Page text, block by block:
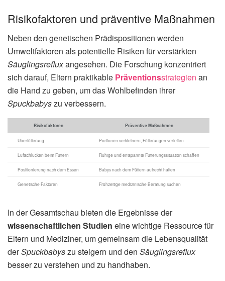
Risikofaktoren und präventive Maßnahmen
Neben den genetischen Prädispositionen werden
Umweltfaktoren als potentielle Risiken für verstärkten
Säuglingsrefluxangesehen. Die Forschung konzentriert
sich darauf, Eltern praktikable Präventionsstrategien an
die Hand zu geben, um das Wohlbefinden ihrer
Spuckbabyszu verbessern.
Risikofaktoren Präventive Maßnahmen
Überfütterung Portionen verkleinern, Fütterungen verteilen
Luftschlucken beim Füttern Ruhige und entspannte Fütterungssituation schaffen
Positionierung nach dem Essen Babys nach dem Füttern aufrecht halten
Genetische Faktoren Frühzeitige medizinische Beratung suchen
In der Gesamtschau bieten die Ergebnisse der
wissenschaftlichen Studien eine wichtige Ressource für
Eltern und Mediziner, um gemeinsam die Lebensqualität
derSpuckbabyszu steigern und den Säuglingsreflux
besser zu verstehen und zu handhaben.